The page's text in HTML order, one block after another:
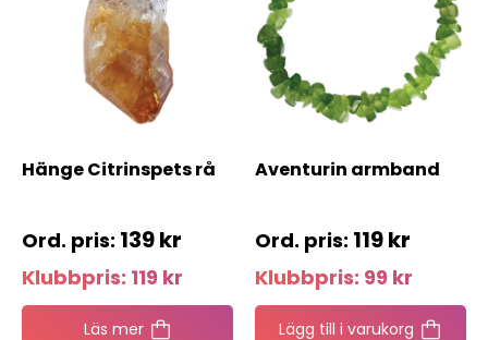
Hänge Citrinspets rå
139kr
Klubbpris: 119 kr
Läs mer
Aventurin armband
119kr
Klubbpris: 99 kr
Lägg till i varukorg